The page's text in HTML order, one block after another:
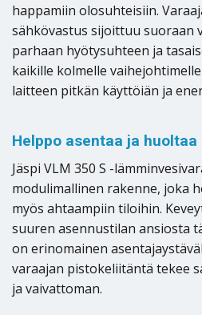
happamiin olosuhteisiin.
sähkövastus sijoittuu suoraan
parhaan hyötysuhteen ja
kaikille kolmelle
laitteen pitkän käyttöiän ja
Helppo asentaa ja huoltaa
Jäspi VLM 350 S -
modulimallinen rakenne, joka
myös ahtaampiin tiloihin.
suuren asennustilan ansiosta
on erinomainen
varaajan pistokeliitäntä tekee
ja vaivattoman.